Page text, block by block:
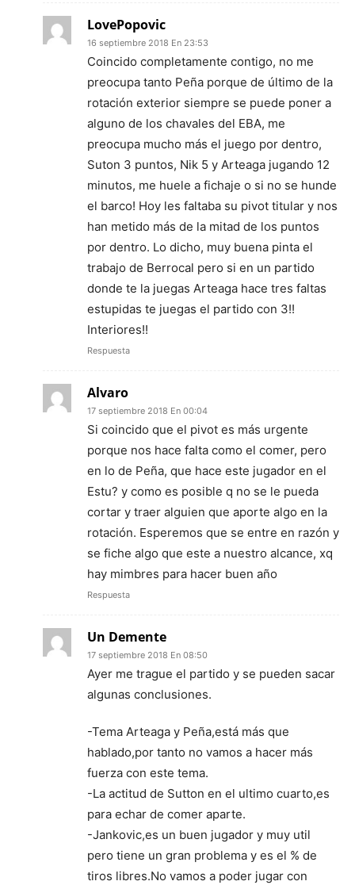
LovePopovic
16 septiembre 2018 En 23:53
Coincido completamente contigo, no me
preocupa tanto Peña porque de último de la
rotación exterior siempre se puede poner a
alguno de los chavales del EBA, me
preocupa mucho más el juego por dentro,
Suton 3 puntos, Nik 5 y Arteaga jugando 12
minutos, me huele a fichaje o si no se hunde
el barco! Hoy les faltaba su pivot titular y nos
han metido más de la mitad de los puntos
por dentro. Lo dicho, muy buena pinta el
trabajo de Berrocal pero si en un partido
donde te la juegas Arteaga hace tres faltas
estupidas te juegas el partido con 3!!
Interiores!!
Respuesta
Alvaro
17 septiembre 2018 En 00:04
Si coincido que el pivot es más urgente
porque nos hace falta como el comer, pero
en lo de Peña, que hace este jugador en el
Estu? y como es posible q no se le pueda
cortar y traer alguien que aporte algo en la
rotación. Esperemos que se entre en razón y
se fiche algo que este a nuestro alcance, xq
hay mimbres para hacer buen año
Respuesta
Un Demente
17 septiembre 2018 En 08:50
Ayer me trague el partido y se pueden sacar
algunas conclusiones.
-Tema Arteaga y Peña,está más que
hablado,por tanto no vamos a hacer más
fuerza con este tema.
-La actitud de Sutton en el ultimo cuarto,es
para echar de comer aparte.
-Jankovic,es un buen jugador y muy util
pero tiene un gran problema y es el % de
tiros libres.No vamos a poder jugar con